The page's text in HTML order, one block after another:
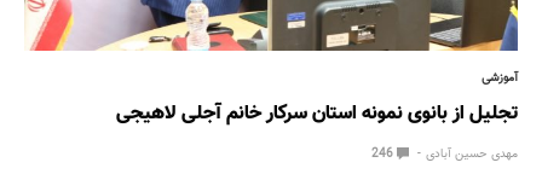
آموزشی
تجلیل از بانوی نمونه استان سرکار خانم آجلی لاهیجی
مهدی حسین آبادی